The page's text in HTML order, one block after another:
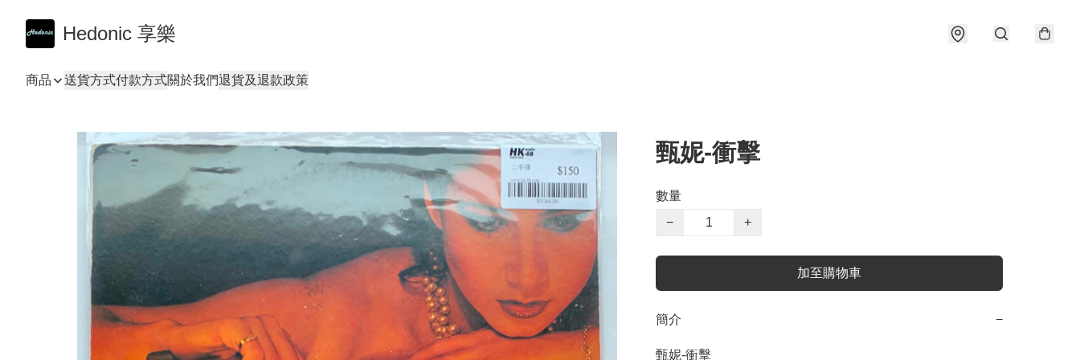
Hedonic 享樂
商品 送貨方式付款方式關於我們退貨及退款政策
甄妮-衝擊
數量
−
+
加至購物車
簡介 −
甄妮-衝擊